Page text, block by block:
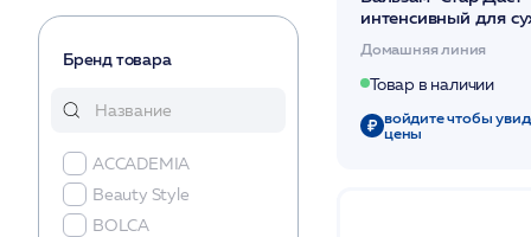
Бренд товара
ACCADEMIA
Beauty Stylе
BOLСA
интенсивный для
/Magiray*
Домашняя линия
Товар в наличии
войдите чтобы
цены